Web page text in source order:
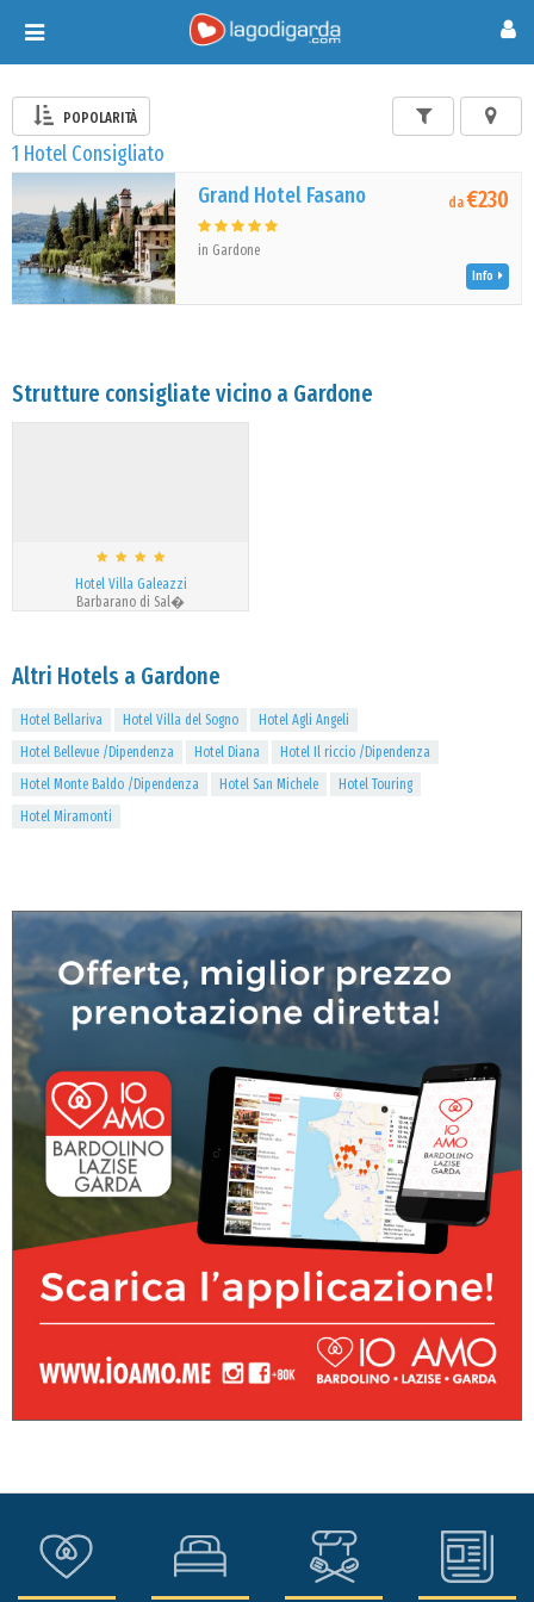
Toggle
navigation
POPOLARITÀ
1 Hotel Consigliato
Grand Hotel Fasano
in Gardone
da€230
Info
Strutture consigliate vicino a Gardone
Hotel Villa Galeazzi
Barbarano di Sal�
Altri Hotels a Gardone
Hotel Bellariva Hotel Villa del Sogno
Hotel Agli Angeli
Hotel Bellevue /Dipendenza
Hotel Diana
Hotel Il riccio /Dipendenza
Hotel Monte Baldo /Dipendenza
Hotel San Michele
Hotel Touring
Hotel Miramonti